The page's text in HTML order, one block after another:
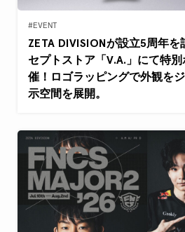
#EVENT
ZETA DIVISIONが設立5周年
セプトストア「V.A.」にて特
催！ロゴラッピングで外観を
示空間を展開。